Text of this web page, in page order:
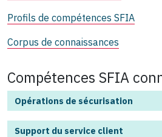
Profils de compétences SFIA
Corpus de connaissances
Compétences SFIA
Opérations de sécurisation
Support du service client